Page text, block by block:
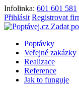
Infolinka: 601 601 581
Přihlásit Registrovat
Zadat
Poptávky
Veřejné zakázky
Realizace
Reference
Jak to funguje